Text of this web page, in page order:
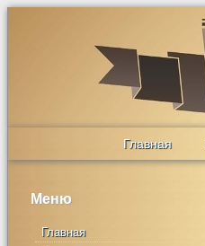
Главная
Меню
Главная